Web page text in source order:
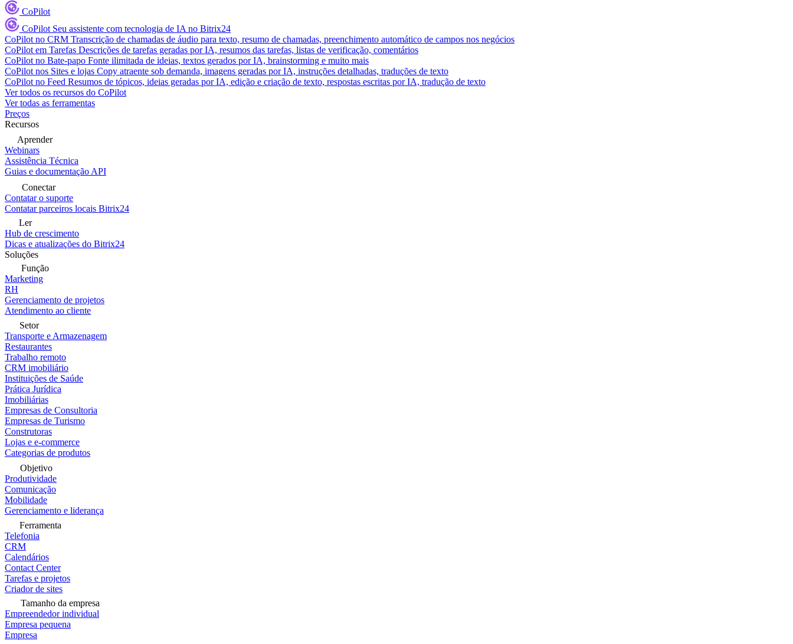
CoPilot
CoPilot Seu assistente com tecnologia de IA no Bitrix24
CoPilot no CRM Transcrição de chamadas de áudio para texto, resumo de chamadas, preenchimento automático de campos nos negócios
CoPilot em Tarefas Descrições de tarefas geradas por IA, resumos das tarefas, listas de verificação, comentários
CoPilot no Bate-papo Fonte ilimitada de ideias, textos gerados por IA, brainstorming e muito mais
CoPilot nos Sites e lojas Copy atraente sob demanda, imagens geradas por IA, instruções detalhadas, traduções de texto
CoPilot no Feed Resumos de tópicos, ideias geradas por IA, edição e criação de texto, respostas escritas por IA, tradução de texto
Ver todos os recursos do CoPilot
Ver todas as ferramentas
Preços
Recursos
Aprender
Webinars
Assistência Técnica
Guias e documentação API
Conectar
Contatar o suporte
Contatar parceiros locais Bitrix24
Ler
Hub de crescimento
Dicas e atualizações do Bitrix24
Soluções
Função
Marketing
RH
Gerenciamento de projetos
Atendimento ao cliente
Setor
Transporte e Armazenagem
Restaurantes
Trabalho remoto
CRM imobiliário
Instituições de Saúde
Prática Jurídica
Imobiliárias
Empresas de Consultoria
Empresas de Turismo
Construtoras
Lojas e e-commerce
Categorias de produtos
Objetivo
Produtividade
Comunicação
Mobilidade
Gerenciamento e liderança
Ferramenta
Telefonia
CRM
Calendários
Contact Center
Tarefas e projetos
Criador de sites
Tamanho da empresa
Empreendedor individual
Empresa pequena
Empresa